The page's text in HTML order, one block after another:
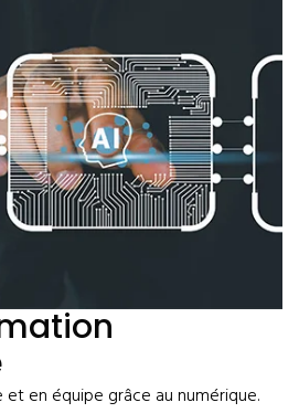
et en équipe grâce au numérique.